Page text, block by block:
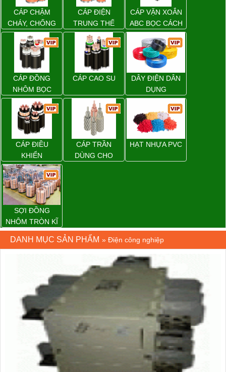
CÁP CHẬM
CHÁY, CHỐNG
CHÁY
CÁP ĐIỆN
TRUNG THẾ
CÁP VẶN XOẮN
ABC BỌC CÁCH
ĐIỆN XLPE
CÁP ĐỒNG
NHÔM BỌC
CÁP CAO SU
DÂY ĐIỆN DÂN
DỤNG
CÁP ĐIỀU
KHIỂN
CÁP TRẦN
DÙNG CHO
HẠT NHỰA PVC
SỢI ĐỒNG
NHÔM TRÒN KĨ
THUẬT ĐIỆN
DANH MỤC SẢN PHẨM » Điện công nghiệp